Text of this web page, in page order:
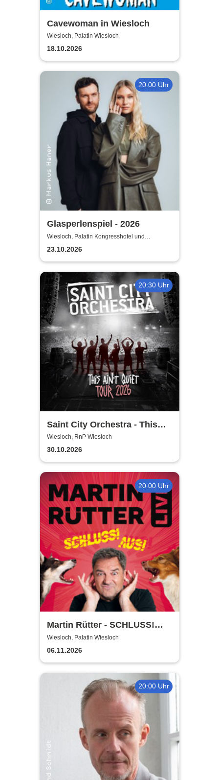
Cavewoman in Wiesloch
Wiesloch, Palatin Wiesloch
18.10.2026
20:00 Uhr
Glasperlenspiel - 2026
Wiesloch, Palatin Kongresshotel und
Kulturzentrum
23.10.2026
20:30 Uhr
Saint City Orchestra - This
Ain´t Quiet Tour 2026
Wiesloch, RnP Wiesloch
30.10.2026
20:00 Uhr
Martin Rütter - SCHLUSS!
AUS!
Wiesloch, Palatin Wiesloch
06.11.2026
20:00 Uhr